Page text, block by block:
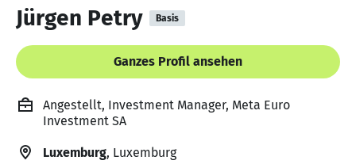
Jürgen Petry Basis
Ganzes Profil ansehen
Angestellt, Investment Manager, Meta Euro
Investment SA
Luxemburg, Luxemburg